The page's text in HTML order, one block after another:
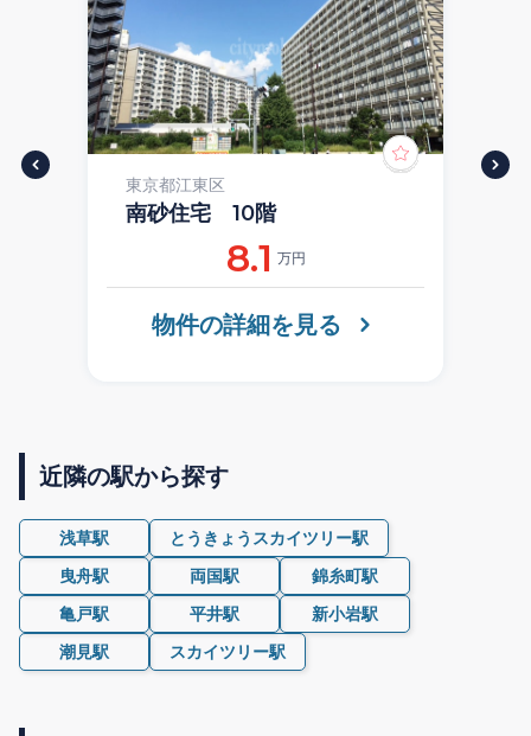
東京都江東区
南砂住宅 10階
8.1 万円
物件の詳細を見る
近隣の駅から探す
浅草駅
とうきょうスカイツリー駅
曳舟駅
両国駅
錦糸町駅
亀戸駅
平井駅
新小岩駅
潮見駅
スカイツリー駅